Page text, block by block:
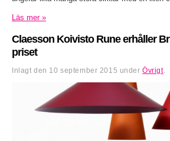
Läs mer »
Claesson Koivisto Rune erhåller
priset
Inlagt den 10 september 2015 underÖvrigt.